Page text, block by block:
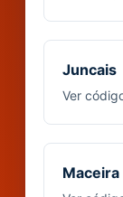
Juncais
Ver
Maceira